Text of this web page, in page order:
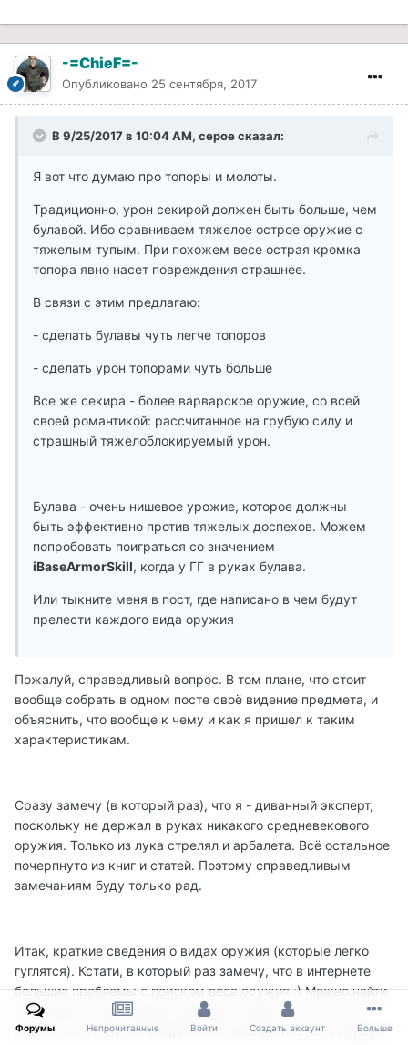
-=ChieF=-
Опубликовано 25 сентября, 2017
В 9/25/2017 в 10:04 AM, cepoe сказал:
Я вот что думаю про топоры и молоты.
Традиционно, урон секирой должен быть больше, чем
булавой. Ибо сравниваем тяжелое острое оружие с
тяжелым тупым. При похожем весе острая кромка
топора явно насет повреждения страшнее.
В связи с этим предлагаю:
- сделать булавы чуть легче топоров
- сделать урон топорами чуть больше
Все же секира - более варварское оружие, со всей
своей романтикой: рассчитанное на грубую силу и
страшный тяжелоблокируемый урон.
Булава - очень нишевое урожие, которое должны
быть эффективно против тяжелых доспехов. Можем
попробовать поиграться со значением
iBaseArmorSkill, когда у ГГ в руках булава.
Или тыкните меня в пост, где написано в чем будут
прелести каждого вида оружия
Пожалуй, справедливый вопрос. В том плане, что стоит
вообще собрать в одном посте своё видение предмета, и
объяснить, что вообще к чему и как я пришел к таким
характеристикам.
Сразу замечу (в который раз), что я - диванный эксперт,
поскольку не держал в руках никакого средневекового
оружия. Только из лука стрелял и арбалета. Всё остальное
почерпнуто из книг и статей. Поэтому справедливым
замечаниям буду только рад.
Итак, краткие сведения о видах оружия (которые легко
гуглятся). Кстати, в который раз замечу, что в интернете
большие проблемы с поиском веса оружия :) Можно найти
что угодно - фотографии, размеры, анализ... А про вес -
молчок. Поэтому я и старался в прошлых постах в первую
Форумы Непрочитанные Войти Создать аккаунт Больше